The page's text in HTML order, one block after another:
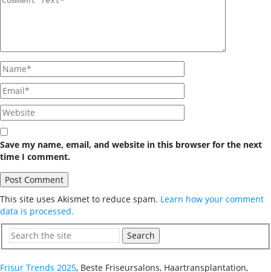
Save my name, email, and website in this browser for the next
time I comment.
This site uses Akismet to reduce spam. Learn how your comment
data is processed.
Search
Frisur Trends 2025, Beste Friseursalons, Haartransplantation,